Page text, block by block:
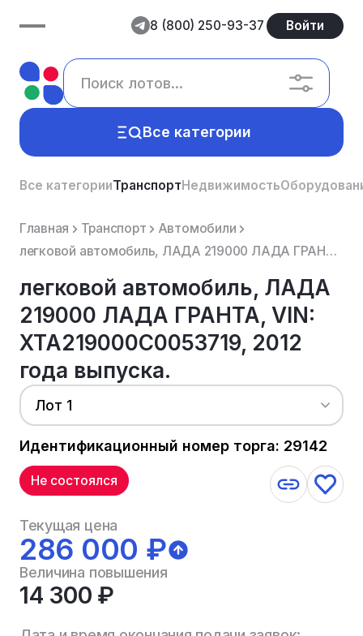
8 (800) 250-93-37 Войти
Все категории
Все категорииТранспортНедвижимость
Главная Транспорт
Автомобили
легковой автомобиль, ЛАДА 219000 ЛАДА ГРАНТА, VIN: XTA219000C0053719, 2012 года выпуска.
легковой автомобиль, ЛАДА
219000 ЛАДА ГРАНТА, VIN:
XTA219000C0053719, 2012
года выпуска.
Лот 1
Идентификационный номер торга: 29142
Не состоялся
Текущая цена
286 000 ₽
Величина повышения
14 300 ₽